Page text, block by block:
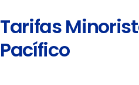
Tarifas
Pacífico